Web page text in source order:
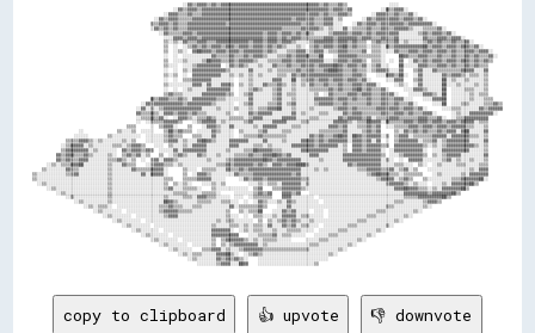
                                                                ░░▓▓▒▒▓▓▓▓▒▒▓▓▒▒▓▓▓▓▓▓▓▓▓▓▓▓▓▓▓▓▓▓▓▓▓▓▓▓▓▓▓▓▓▓▓▓▓▓▓▓▓▓▓▓▓▓▒▒▓▓▒▒▒▒▓▓▒▒                  ░░░░                                            
                                                            ░░▓▓▒▒▓▓▓▓▒▒▓▓▓▓▓▓▓▓▓▓▓▓▓▓▓▓▓▓▓▓▓▓▓▓▓▓▓▓▓▓▓▓▓▓▓▓▓▓▓▓▓▓▓▓▓▓▓▓▓▓▓▓▓▓▒▒▓▓▓▓▒▒▓▓            ░░▓▓▒▒▓▓▓▓░░                                        
                                                        ░░▓▓▓▓▒▒▒▒▓▓▒▒▒▒▓▓▓▓▓▓▓▓▓▓▓▓▓▓▓▓▓▓▓▓▓▓▓▓▓▓▓▓▓▓▓▓▓▓▓▓▓▓▓▓▓▓▓▓▒▒▓▓▓▓▒▒▓▓▒▒▒▒▓▓▓▓▒▒        ░░▓▓▓▓▒▒▒▒▓▓▒▒▒▒▓▓░░                                    
                                                    ░░▓▓▒▒▓▓▓▓▒▒▒▒▒▒▓▓▓▓▓▓▓▓▓▓▓▓▓▓▓▓▓▓▓▓▓▓▓▓▓▓▓▓▓▓▓▓▓▓▓▓▓▓▓▓▓▓▒▒▓▓▓▓▒▒▓▓▒▒▒▒▓▓▓▓░░▒▒        ░░▓▓▒▒▓▓▓▓▒▒▓▓▓▓▒▒▓▓▓▓▒▒▓▓░░                                
                                                  ▒▒▒▒▓▓▓▓▒▒▓▓▒▒▒▒▓▓▓▓▓▓▓▓▓▓▓▓▓▓▓▓▒▒▓▓▓▓▓▓▓▓▓▓▓▓▓▓▓▓▓▓▓▓▓▓▓▓▓▓▓▓▓▓▒▒▒▒▓▓▒▒▒▒▓▓▓▓░░░░    ░░▓▓▒▒▓▓▓▓▒▒▓▓▒▒▓▓▓▓▓▓▒▒▓▓▓▓▓▓▓▓▓▓░░                            
                                                  ░░▓▓▒▒▓▓▒▒▓▓▒▒▒▒▓▓▓▓▓▓▓▓▓▓▓▓▓▓▓▓▓▓▓▓▓▓▓▓▓▓▓▓▓▓▓▓▓▓▓▓▓▓▓▓▒▒▒▒▒▒▒▒▓▓▒▒▓▓▓▓▒▒░░▒▒░░░░▓▓░░▒▒▒▒▒▒▓▓▒▒▒▒▓▓▒▒▒▒▓▓▓▓▓▓▒▒░░░░▒▒▒▒▒▒▓▓░░                        
                                                      ░░▓▓▒▒▒▒▒▒▓▓▓▓▒▒▓▓▓▓▓▓▓▓▓▓▓▓▓▓▓▓▓▓▓▓▓▓▓▓▓▓▓▓▒▒▓▓▓▓▒▒▓▓▓▓▒▒▓▓▒▒▓▓▒▒░░░░░░▒▒▓▓▓▓▓▓▒▒▓▓▓▓▒▒▓▓▒▒▓▓▓▓▒▒▓▓▓▓░░░░░░░░▒▒▓▓▒▒▓▓▓▓▒▒▓▓░░                    
                                                        ░░░░▓▓▓▓▒▒▓▓▓▓▒▒▓▓▓▓▓▓▓▓▓▓▓▓▓▓▓▓▓▓▓▓▓▓▓▓▓▓▒▒▓▓▓▓▒▒▓▓▒▒▓▓▓▓▒▒▒▒▒▒▒▒▒▒▓▓▓▓▒▒▓▓▓▓▓▓▓▓▒▒▓▓▓▓▒▒▒▒▓▓▒▒▒▒▓▓░░░░░░░░░░▓▓▒▒▒▒▓▓▓▓▒▒▓▓▓▓░░                
                                                        ▒▒░░▒▒░░▓▓▒▒▒▒▓▓▓▓▒▒▒▒▓▓▓▓▓▓▓▓▓▓▓▓▓▓▒▒▓▓▓▓▒▒▓▓▓▓▒▒▓▓▓▓▒▒░░░░░░▒▒▓▓▓▓▓▓▓▓▒▒▓▓▓▓▒▒▓▓▒▒▒▒  ▒▒▓▓▒▒▒▒▒▒▓▓░░▒▒░░░░░░▒▒▓▓▒▒▓▓▒▒▒▒▓▓▒▒▒▒▓▓░░            
                                                        ▒▒  ░░  ░░▒▒▓▓▒▒▓▓▒▒▓▓▓▓▒▒▓▓▓▓▒▒▓▓▓▓▒▒▓▓▓▓▒▒▓▓▒▒▓▓▒▒░░░░▒▒░░  ▒▒▓▓▒▒▓▓▓▓▒▒▓▓██▒▒▓▓▒▒▒▒░░▒▒▒▒░░▓▓▒▒▓▓▓▓▓▓▓▓▓▓▓▓██▒▒▓▓▓▓▒▒▓▓▓▓▒▒▓▓▓▓▒▒▓▓░░        
                                                        ▒▒  ░░▒▒░░  ▓▓██▓▓▓▓▒▒▓▓▓▓▒▒▓▓▓▓▒▒▓▓▓▓▓▓▓▓▒▒▓▓▒▒░░░░▒▒▒▒▓▓▓▓░░▒▒▓▓▓▓░░▒▒▒▒▓▓▓▓▒▒▒▒▒▒▓▓  ▒▒▒▒░░░░░░▓▓▒▒▒▒▓▓▓▓▒▒▓▓▓▓▒▒▓▓▓▓▒▒▓▓▒▒▒▒▓▓▓▓▒▒▓▓▓▓░░    
                                                        ░░  ░░  ░░░░░░░░░░░░▓▓▒▒▒▒▒▒▓▓▒▒▒▒▓▓▒▒▓▓▓▓▒▒░░░░▒▒▒▒▓▓▒▒▓▓▓▓▓▓▒▒▒▒██    ░░▓▓▓▓▓▓▓▓▒▒▒▒▒▒▒▒▒▒░░      ██▓▓▒▒▒▒▓▓▓▓▒▒▒▒▓▓▒▒▒▒▓▓▒▒▒▒▓▓▒▒▓▓▒▒▒▒▓▓░░  
                                                        ▒▒  ░░░░▒▒░░░░░░▒▒██▓▓▓▓▒▒▒▒▓▓▒▒▓▓▓▓▓▓▒▒░░░░▒▒▒▒▒▒▓▓▓▓▒▒▓▓▓▓▒▒▓▓▓▓▓▓░░░░▒▒▓▓▓▓▒▒▓▓▓▓▒▒  ▒▒▒▒░░  ░░  ▓▓  ░░▓▓▒▒▓▓▒▒▓▓▓▓▒▒▓▓▓▓▒▒▓▓▓▓▒▒▓▓▒▒▓▓▒▒    
                                                        ▒▒░░░░  ░░░░▒▒▓▓▓▓▓▓▓▓▓▓  ░░▓▓▒▒▓▓▒▒░░░░▒▒░░░░▓▓▒▒▒▒▓▓▒▒▒▒▓▓▒▒▓▓▒▒▓▓▓▓▓▓██▓▓▒▒▓▓▓▓▒▒▓▓░░▒▒▓▓░░░░    ██░░░░░░▓▓▓▓▒▒▒▒▓▓▓▓▒▒▓▓▒▒▒▒▓▓▒▒▓▓▒▒▒▒      
                                                        ░░  ░░  ▒▒░░▓▓▓▓▓▓▓▓▓▓▓▓▓▓▒▒░░░░░░░░▓▓░░░░░░▒▒░░▒▒▒▒▒▒▒▒▓▓▒▒▒▒▓▓▒▒▒▒▓▓████▓▓▒▒▒▒▓▓▒▒▒▒░░▒▒▓▓▓▓▒▒░░░░▓▓    ▒▒▓▓░░░░▓▓▒▒▒▒▒▒▒▒▒▒▓▓▓▓▓▓░░░░▓▓      
                                                        ▒▒░░▒▒  ░░  ▓▓▓▓▓▓▓▓▓▓▓▓░░░░▒▒░░▒▒░░▒▒░░▒▒░░░░░░▒▒▒▒░░▓▓▒▒▓▓▒▒▓▓▓▓▓▓▓▓▓▓▓▓▓▓▒▒▒▒▓▓▓▓▒▒    ░░░░▓▓▓▓▒▒██░░  ░░▓▓░░░░░░░░▓▓▒▒▓▓▓▓▒▒░░▒▒▒▒░░▒▒      
                                                        ░░  ░░  ▒▒▒▒▓▓▓▓▓▓▓▓░░░░░░░░░░  ░░░░▒▒░░░░░░░░▓▓▓▓░░░░██░░▒▒▒▒▓▓▒▒▓▓▓▓▒▒▓▓▓▓▒▒▓▓▓▓▒▒▓▓░░      ░░░░▓▓▓▓    ▒▒▓▓░░░░░░░░██░░▒▒░░░░▒▒░░░░░░▒▒      
                                                        ▒▒░░░░░░░░░░▓▓▓▓░░▓▓░░░░▓▓▓▓▒▒  ▒▒░░▒▒░░░░▓▓▒▒▒▒▓▓▒▒░░▒▒░░▒▒░░▓▓▒▒▒▒▓▓▒▒▒▒▓▓▒▒▒▒▓▓▓▓▒▒▓▓▓▓░░      ░░▒▒░░  ░░▓▓░░░░░░░░██░░░░▒▒░░░░░░▒▒░░▒▒      
                                                        ░░  ░░  ░░▒▒░░░░░░▓▓▓▓▓▓▓▓▓▓░░  ░░░░▒▒▓▓▒▒░░░░▒▒▓▓░░░░▒▒░░░░░░▒▒▒▒▒▒▒▒▓▓▒▒▓▓▒▒▒▒▓▓██▒▒▓▓▒▒▒▒▓▓░░      ░░░░▓▓▓▓▒▒░░░░░░██  ░░░░░░▒▒▒▒░░░░▒▒      
                                                        ▒▒▓▓▒▒▒▒░░░░░░░░▓▓▓▓▓▓▓▓▓▓▒▒▒▒  ░░▒▒▓▓░░░░░░░░▒▒▓▓░░▒▒▒▒░░░░░░░░▒▒  ░░▓▓▒▒▒▒▒▒▓▓▓▓▒▒▓▓▓▓▒▒▒▒▓▓▒▒▓▓░░    ░░░░░░▓▓▓▓▒▒░░██  ░░░░░░░░▒▒░░▒▒▒▒      
                                                  ▓▓▒▒▓▓▓▓▒▒▒▒▓▓▒▒░░▓▓▓▓▓▓▓▓▓▓▒▒▒▒░░░░░░░░░░▓▓░░░░░░░░▒▒▓▓░░░░▒▒░░░░░░░░▓▓▓▓▓▓▓▓▒▒▓▓▓▓▒▒▓▓▒▒▒▒▓▓▒▒▒▒▓▓▒▒▒▒▓▓▓▓░░░░    ░░░░▓▓▓▓██  ░░░░░░░░▒▒░░░░▒▒▒▒    
                                              ░░▓▓▒▒▓▓▓▓▓▓▓▓▓▓▓▓▒▒▓▓▓▓▓▓▓▓▓▓▒▒░░░░░░░░  ░░▒▒▓▓░░░░░░▒▒▒▒▓▓░░▒▒▓▓░░░░░░░░▒▒▓▓▓▓▓▓▒▒▒▒▓▓▒▒▒▒▒▒▒▒▓▓▒▒▒▒▓▓▒▒▒▒▓▓▒▒▒▒▓▓░░      ░░░░██  ░░░░▒▒▒▒░░░░░░▒▒▒▒▓▓▒▒
                                            ░░▓▓░░▒▒░░▒▒▓▓▓▓▓▓▓▓▓▓▓▓▓▓▓▓░░░░░░▒▒░░░░░░▒▒░░░░▒▒░░▒▒▒▒▓▓▓▓██░░░░▒▒░░░░░░▒▒░░░░░░░░▒▒▓▓▓▓▒▒▓▓▒▒▒▒▒▒▒▒▓▓▓▓▒▒▓▓▓▓▒▒▓▓▓▓▒▒▓▓░░      ░░░░▒▒▒▒░░░░░░░░▓▓▒▒▓▓▓▓▓▓
                                            ▓▓▒▒▒▒▓▓▒▒░░▓▓▓▓▒▒▓▓▓▓▒▒▓▓▒▒▒▒░░░░░░░░▒▒░░  ░░░░▓▓▒▒▓▓▓▓▓▓░░░░░░░░▓▓░░▒▒░░░░░░▒▒▒▒░░░░░░▓▓▒▒▓▓▓▓▒▒▒▒▒▒▒▒▓▓▒▒▒▒▓▓▓▓▒▒▓▓▒▒▒▒▓▓▓▓░░      ░░▒▒░░░░▓▓▓▓▓▓▓▓▓▓░░  
                                            ░░▒▒▒▒▓▓▒▒▓▓░░  ░░▓▓▓▓▒▒░░▒▒▒▒▓▓▒▒░░░░░░▒▒▒▒▒▒░░▒▒▓▓▓▓░░░░░░░░▓▓▓▓▓▓░░░░░░▒▒▒▒░░░░░░░░▓▓▒▒▓▓▓▓▓▓▒▒▓▓░░▒▒▒▒▒▒▓▓▓▓▒▒▒▒▒▒▒▒▓▓▓▓▒▒▒▒▓▓░░  ░░▒▒▒▒▓▓▓▓▓▓▓▓▓▓      
                                            ░░  ░░▒▒▒▒▒▒▓▓▓▓▓▓▒▒    ░░▒▒▓▓▓▓▓▓░░▒▒░░░░░░░░▒▒▓▓░░░░░░░░▓▓▓▓▓▓░░░░░░▒▒▒▒░░░░░░░░░░▓▓▓▓▓▓▒▒░░▒▒▒▒██▓▓▓▓░░▓▓▒▒▒▒▒▒▓▓▓▓▒▒▓▓▓▓▒▒▓▓▓▓▒▒▓▓▓▓▒▒▓▓▓▓▓▓░░▒▒▒▒      
                                        ▒▒▒▒      ░░  ▒▒▓▓▓▓░░    ▒▒    ░░▓▓▓▓▒▒░░░░▓▓░░░░░░░░▒▒░░▓▓▓▓▓▓░░░░░░▒▒▒▒░░░░░░░░░░░░▓▓▓▓▒▒▓▓░░░░▒▒▒▒▓▓▒▒▓▓  ░░░░▒▒▒▒▒▒▓▓▓▓▒▒▓▓▓▓▒▒▓▓▓▓▒▒▓▓▓▓▓▓▒▒▒▒░░░░▒▒      
                    ░░              ▒▒░░░░▒▒  ░░░░░░    ▒▒██▒▒▓▓▒▒▒▒  ░░░░░░▓▓▒▒░░░░░░  ▒▒░░░░░░▒▒▓▓░░░░░░▒▒▒▒░░░░░░░░░░░░▒▒▒▒▒▒▒▒▒▒▓▓░░░░░░▒▒▓▓▒▒▓▓      ▒▒░░▓▓▒▒▓▓▒▒▓▓▒▒▒▒▓▓▒▒▓▓▓▓░░▓▓██░░░░░░▓▓      
                  ░░░░░░        ▒▒░░░░░░░░░░░░  ░░░░░░░░▒▒▓▓▒▒▒▒    ▒▒▒▒░░░░▓▓░░░░░░░░  ░░▒▒▒▒▒▒▓▓▒▒▒▒▒▒▒▒▒▒░░░░░░░░░░▓▓▒▒▓▓▒▒▒▒▓▓██▓▓░░██▓▓▒▒▓▓▓▓▓▓░░▒▒  ▒▒▓▓▓▓░░▒▒▒▒▒▒▒▒▓▓▓▓▓▓░░▓▓▓▓▓▓▓▓▒▒▒▒░░▒▒      
              ▒▒▒▒▒▒▓▓▓▓▒▒░░▒▒░░░░░░░░▒▒░░▒▒    ░░░░░░░░▒▒▓▓▓▓░░▒▒░░░░▓▓██▓▓▒▒░░░░░░▓▓▓▓▓▓▓▓░░░░░░▓▓░░░░░░▒▒░░░░░░▓▓▓▓▓▓▒▒▓▓▒▒▓▓▓▓▓▓▓▓░░▓▓▓▓▒▒▓▓░░▓▓  ░░  ▒▒▓▓▓▓▓▓▓▓░░▒▒▒▒▓▓░░▒▒▓▓▓▓▓▓▓▓▓▓░░░░░░▓▓      
            ░░▒▒▓▓▓▓▓▓░░▒▒░░░░░░░░▒▒▒▒░░▒▒▓▓▓▓▒▒    ░░░░  ▒▒░░░░▒▒░░▓▓▓▓▓▓░░░░░░░░░░▓▓▓▓░░░░░░▒▒▒▒░░▒▒░░░░░░░░▓▓▓▓▓▓▓▓▓▓▒▒▓▓▓▓▓▓▓▓░░▒▒  ▓▓▓▓▒▒▓▓▓▓▓▓▒▒▒▒  ▓▓▓▓▓▓▓▓▓▓▓▓▒▒░░▒▒░░▒▒▓▓▓▓▓▓▓▓▓▓▓▓▒▒░░▒▒      
            ▒▒▓▓▓▓▓▓▓▓▓▓░░▒▒░░░░░░░░  ▓▓▒▒▓▓▓▓▒▒▓▓▒▒  ░░░░░░▓▓░░▓▓▓▓▓▓▓▓▓▓░░░░░░░░▒▒░░░░░░▒▒▒▒██▓▓▓▓▓▓▒▒▒▒░░░░░░░░▓▓▓▓▓▓▓▓▓▓▓▓░░░░░░▒▒  ▓▓▓▓▒▒▓▓▓▓▓▓░░  ░░▓▓▓▓▓▓▓▓▓▓▓▓░░  ░░░░▓▓▓▓▓▓▓▓▓▓▓▓░░░░░░▒▒      
          ▓▓▒▒▓▓▓▓▒▒▒▒▓▓▒▒░░░░░░▒▒░░  ▒▒▓▓▒▒▓▓░░▒▒    ▒▒  ░░▒▒▓▓▒▒░░░░▓▓▒▒░░░░▒▒░░░░░░▒▒▒▒▒▒▓▓▒▒▒▒▓▓▓▓██▓▓▒▒▓▓░░░░░░░░▓▓▓▓░░░░░░░░░░▓▓▓▓▓▓▓▓▓▓▓▓▓▓▓▓▒▒  ░░░░▒▒▓▓▓▓▓▓▓▓▒▒  ▒▒░░▒▒▓▓▓▓▓▓░░░░░░░░░░▓▓      
          ▓▓▒▒▓▓▒▒▒▒▓▓▓▓░░░░░░░░▒▒▒▒▓▓▒▒░░▒▒  ░░  ▒▒▓▓░░▓▓▓▓▒▒░░░░░░░░░░░░▒▒░░░░░░▒▒▒▒▓▓▓▓▓▓▓▓▓▓▓▓██▓▓▒▒▓▓▓▓▓▓▓▓▓▓░░░░░░░░▒▒░░░░░░░░▓▓▓▓▓▓▓▓▓▓▓▓▓▓▓▓░░▒▒░░  ░░  ▓▓▓▓▓▓░░░░░░░░▒▒▓▓░░▒▒░░░░▒▒░░░░▒▒      
      ░░▒▒░░▒▒▒▒▓▓▓▓██░░░░░░░░░░▒▒░░░░▓▓▒▒▒▒    ░░▒▒▓▓▓▓▒▒▒▒░░▒▒░░░░░░░░░░░░░░▒▒▒▒▓▓▒▒▓▓▓▓▓▓▓▓▒▒▓▓▒▒░░▓▓▓▓▒▒▓▓▓▓████▒▒░░░░░░░░░░░░░░░░▓▓▒▒▓▓▓▓▓▓▓▓▓▓░░░░░░▒▒▒▒░░░░  ▒▒░░  ░░▒▒░░░░░░▒▒▒▒░░░░░░▒▒▒▒      
    ▒▒░░░░░░░░▓▓▒▒▒▒░░░░░░░░░░░░▒▒░░░░░░░░▓▓▒▒▒▒▒▒▓▓▓▓▓▓░░      ▒▒░░░░  ▒▒▒▒▒▒░░░░▓▓▒▒▒▒▓▓▒▒▓▓▓▓▓▓▓▓▓▓▓▓▓▓▓▓▓▓▓▓▓▓░░░░░░▒▒░░▒▒░░░░░░░░░░░░▒▒▒▒▓▓▓▓▓▓▒▒▒▒▓▓░░▒▒▓▓░░▒▒    ░░░░░░░░░░░░░░░░░░▒▒░░▓▓▓▓      
▒▒░░░░░░░░░░░░▒▒▒▒▓▓░░░░░░░░░░░░▒▒░░░░░░░░░░░░▓▓░░▓▓▓▓▓▓░░      ▒▒  ░░▓▓▓▓▒▒░░░░░░░░░░▓▓▒▒▒▒▒▒▓▓▓▓▓▓▓▓▓▓▓▓▓▓▓▓▒▒▓▓░░░░░░░░░░░░░░░░░░░░░░░░░░░░▒▒▓▓██▓▓▓▓▒▒▒▒░░▒▒▒▒▒▒▒▒    ░░▒▒░░░░░░░░▒▒░░▓▓▓▓▓▓▓▓      
▒▒░░░░░░░░░░░░░░░░░░░░░░░░░░░░░░▒▒░░░░░░░░░░░░░░░░░░░░░░▒▒▒▒    ▒▒▒▒▒▒▓▓▓▓▓▓░░░░░░      ░░▓▓▒▒▓▓▓▓▒▒▓▓▓▓▓▓▓▓▓▓▓▓▓▓▒▒▒▒░░░░░░░░░░░░░░░░░░░░░░░░░░░░▒▒▓▓▓▓▓▓░░▒▒▓▓▒▒    ▒▒░░░░░░░░░░▒▒▒▒▓▓▓▓▓▓▓▓██░░      
  ░░▒▒░░░░░░░░░░░░░░░░░░░░░░░░░░▒▒░░░░░░░░░░░░░░░░░░░░░░▒▒  ▒▒░░▒▒░░    ░░░░▒▒░░▒▒          ░░░░▒▒░░▒▒▒▒░░▓▓▓▓▓▓▓▓░░▒▒░░░░░░░░░░░░░░░░░░░░░░░░░░░░░░░░▒▒▓▓▓▓▓▓▒▒░░▒▒░░░░  ░░░░▒▒░░▓▓▓▓▓▓▓▓██▒▒          
      ░░▒▒░░░░░░░░░░░░░░░░░░░░░░▒▒░░░░░░░░░░░░░░░░░░░░░░▒▒▓▓░░░░▒▒▒▒▒▒░░    ▒▒░░░░░░░░░░░░░░  ▒▒▓▓    ▒▒▒▒▓▓▓▓▓▓▓▓▒▒░░░░░░░░░░░░░░░░░░░░░░░░░░░░░░░░░░░░░░▓▓▓▓██▓▓▓▓▒▒▒▒░░▒▒░░▓▓▓▓▓▓▓▓██▒▒              
          ░░▒▒░░░░░░░░░░░░░░░░░░▒▒░░░░░░░░░░░░░░░░░░░░░░░░░░▒▒▒▒▒▒░░░░░░▒▒▒▒▒▒░░      ░░░░░░░░▒▒▓▓▒▒▓▓    ▓▓▓▓▒▒▓▓    ░░░░░░░░░░░░░░░░░░░░░░░░░░░░░░░░░░░░░░░░▓▓▓▓▓▓▓▓▓▓▒▒▓▓▓▓▓▓▓▓██▒▒                  
              ░░▒▒░░░░░░░░░░░░░░▒▒░░░░░░░░░░░░░░░░░░░░░░▒▒░░░░░░▒▒▒▒░░▓▓▓▓▒▒▒▒░░░░░░  ░░░░  ░░▒▒▒▒▒▒▒▒    ▓▓▓▓░░░░░░░░░░  ░░░░░░░░░░░░░░░░░░░░░░░░░░░░░░░░░░░░▒▒▒▒▒▒▓▓▓▓▓▓▓▓▓▓██▒▒                      
                  ░░▒▒░░░░░░░░░░▒▒░░░░░░░░░░░░░░░░░░░░░░██▓▓▒▒░░░░░░░░▒▒▒▒▒▒░░░░▒▒▒▒░░░░  ░░  ░░▓▓▒▒░░░░▒▒░░▓▓▒▒░░░░░░░░░░  ░░░░░░░░░░░░░░░░░░░░░░░░░░░░░░▒▒▒▒░░░░░░░░▒▒▓▓▓▓▒▒                          
                      ░░▒▒░░▒▒▒▒░░  ░░░░░░░░░░░░░░░░░░▒▒▒▒▓▓▒▒▒▒░░░░▒▒▒▒░░░░░░░░░░░░▓▓░░▒▒▒▒▒▒▒▒▓▓▒▒    ░░░░▓▓░░░░░░░░░░░░░░░░░░░░░░░░░░░░░░░░░░░░░░░░▒▒▒▒░░░░░░░░░░░░▒▒░░                              
                          ░░▒▒░░░░░░░░  ░░░░░░░░░░░░░░▒▒▓▓▓▓▓▓▒▒▒▒▒▒░░░░░░░░░░░░░░▒▒    ▒▒░░▒▒▒▒██    ░░░░▓▓▒▒▓▓░░░░░░  ░░░░  ░░░░░░░░░░░░░░░░░░░░▒▒▒▒░░░░░░░░░░░░▒▒░░                                  
                              ░░▒▒░░░░░░░░  ░░░░░░░░░░░░▒▒▓▓▓▓░░░░░░░░░░░░░░░░░░░░▒▒░░░░  ░░  ▒▒▒▒░░░░▒▒░░▓▓▓▓▓▓░░▒▒▒▒░░░░░░  ░░░░░░░░░░░░░░░░▒▒▒▒░░░░░░░░░░░░▒▒░░                                      
                                  ░░▒▒░░░░░░░░  ░░░░░░░░░░░░░░░░░░░░░░░░░░░░░░▒▒░░▒▒▒▒░░░░░░░░  ▒▒  ▒▒░░▒▒▓▓▒▒▓▓▒▒░░░░▒▒░░░░░░░░░░░░░░░░░░▒▒▒▒░░░░░░░░░░░░▒▒░░                                          
                                      ░░▒▒░░░░░░░░  ░░░░░░░░░░░░░░░░░░░░░░░░▒▒░░░░░░▒▒▒▒░░▒▒░░▒▒▒▒░░▓▓░░░░▓▓▒▒▓▓░░▒▒▒▒░░░░  ░░░░░░░░░░▒▒▒▒░░░░░░░░░░░░▒▒░░                                              
                                          ░░▒▒░░░░░░░░  ░░░░░░░░░░░░░░░░░░░░▓▓▓▓▓▓▓▓░░  ░░▒▒░░▒▒▒▒░░░░▒▒░░░░▒▒▒▒▒▒░░░░░░  ░░░░░░░░▒▒▒▒░░░░░░░░░░░░▒▒░░                                                  
                                              ░░▒▒░░░░░░░░  ░░░░░░░░░░░░░░░░▓▓▓▓▓▓▓▓▓▓▓▓    ░░░░▒▒▒▒▒▒▓▓░░▒▒▒▒░░░░░░    ░░░░░░▒▒▒▒░░░░░░░░░░░░▒▒░░
copy to clipboard 👍 upvote 👎 downvote